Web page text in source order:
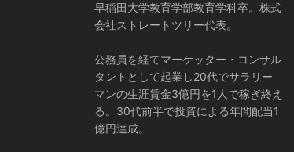
早稲田大学教育学部教育学科卒。株式
会社ストレートツリー代表。
公務員を経てマーケッター・コンサル
タントとして起業し20代でサラリー
マンの生涯賃金3億円を1人で稼ぎ終え
る。30代前半で投資による年間配当1
億円達成。